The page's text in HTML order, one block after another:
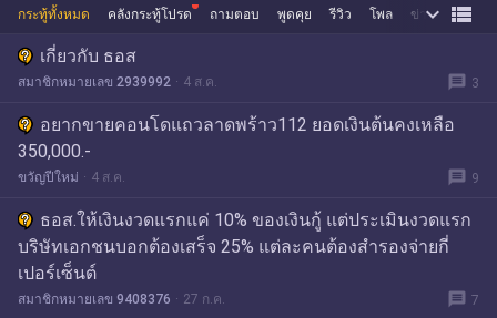
กระทู้ทั้งหมด คลังกระทู้โปรด ถามตอบ พูดคุย รีวิว โพล ข่าว ซื้อขาย
 
เกี่ยวกับ ธอส
สมาชิกหมายเลข 2939992 4 ส.ค. message 3
อยากขายคอนโดแถวลาดพร้าว112 ยอดเงินต้นคงเหลือ
350,000.-
ขวัญปีใหม่ 4 ส.ค. message 9
ธอส.ให้เงินงวดแรกแค่ 10% ของเงินกู้ แต่ประเมินงวดแรก
บริษัทเอกชนบอกต้องเสร็จ 25% แต่ละคนต้องสำรองจ่ายกี่
เปอร์เซ็นต์
สมาชิกหมายเลข 9408376 27 ก.ค. message 7